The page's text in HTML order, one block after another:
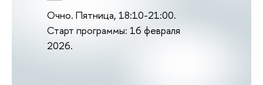
Очно. Пятница, 18:10-21:00.
Старт программы: 16 февраля
2026.